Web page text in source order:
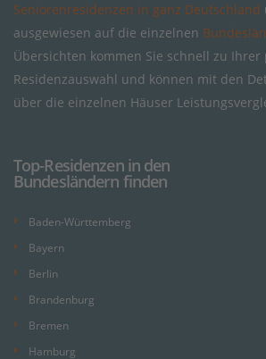
Seniorenresidenzen in ganz Deutschland
ausgewiesen auf die einzelnen
Übersichten kommen Sie schnell zu Ihrer
Residenzauswahl und können mit den
über die einzelnen Häuser
Top-Residenzen in den
Bundesländern finden
Baden-Württemberg
Bayern
Berlin
Brandenburg
Bremen
Hamburg